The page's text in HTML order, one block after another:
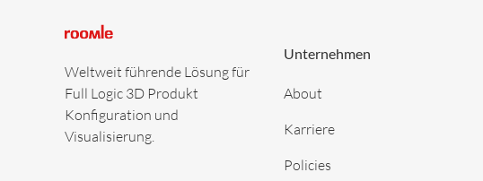
Weltweit führende Lösung für
Full Logic 3D Produkt
Konfiguration und
Visualisierung.
Unternehmen
About
Karriere
Policies